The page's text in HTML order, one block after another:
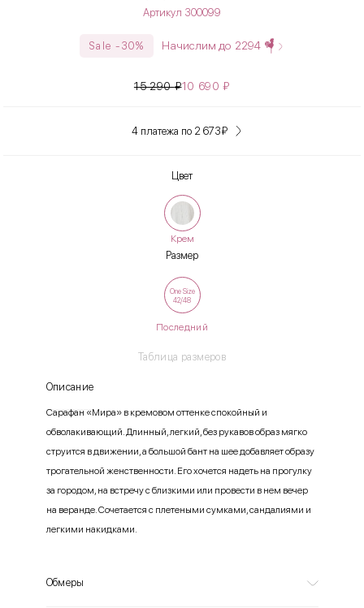
Артикул 300099
Sale -30% Начислим до 2294
15 290₽10 690₽
4 платежа по 2 673₽
Цвет
Крем
Размер
Таблица размеров
One Size
42/48
Последний
Описание
Сарафан «Мира» в кремовом оттенке спокойный и
обволакивающий. Длинный, легкий, без рукавов образ мягко
струится в движении, а большой бант на шее добавляет образу
трогательной женственности. Его хочется надеть на прогулку
за городом, на встречу с близкими или провести в нем вечер
на веранде. Сочетается с плетеными сумками, сандалиями и
легкими накидками.
Обмеры